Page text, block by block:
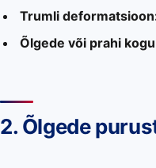
Trumli
Õlgede või prahi
2. Õlgede